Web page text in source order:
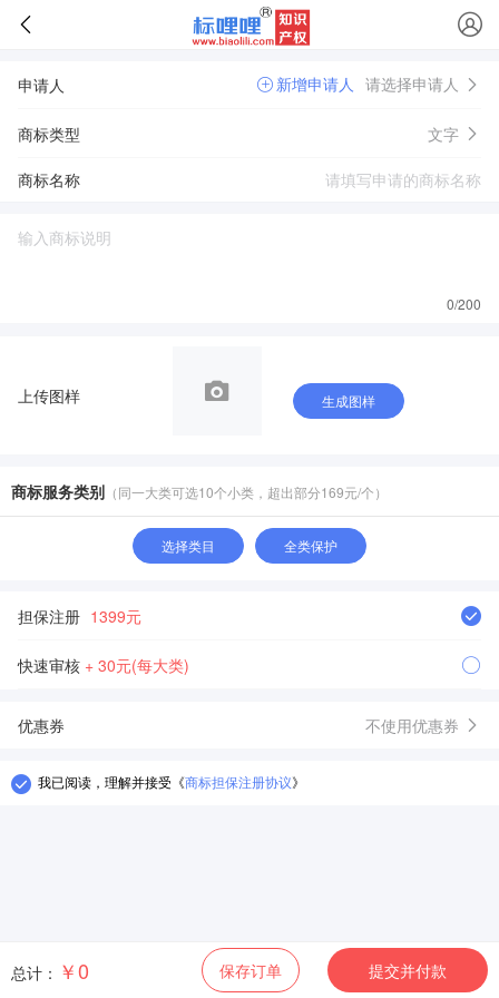
申请人 新增申请人 请选择申请人
商标类型 文字
商标名称
0/200
上传图样 生成图样
商标服务类别 （同一大类可选10个小类，超出部分169元/个）
选择类目 全类保护
担保注册 1399元
快速审核 + 30元(每大类)
优惠券 不使用优惠券
我已阅读，理解并接受 《商标担保注册协议》
总计： ￥0 保存订单 提交并付款